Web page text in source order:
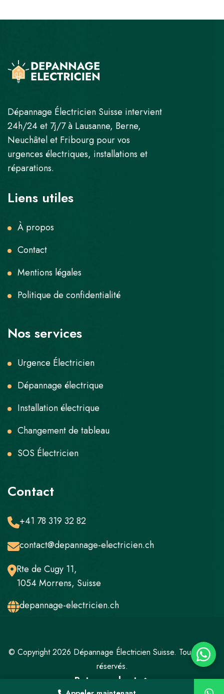
Dépannage Électricien Suisse intervient
24h/24 et 7j/7 à Lausanne, Berne,
Neuchâtel et Fribourg pour vos
urgences électriques, installations et
réparations.
Liens utiles
À propos
Contact
Mentions légales
Politique de confidentialité
Nos services
Urgence Électricien
Dépannage électrique
Installation électrique
Changement de tableau
SOS Électricien
Contact
+41 78 319 32 82
contact@depannage-electricien.ch
Rte de Cugy 11,
1054 Morrens, Suisse
depannage-electricien.ch
© Copyright 2026 Dépannage Électricien Suisse. Tous droits
réservés.
Retour en haut